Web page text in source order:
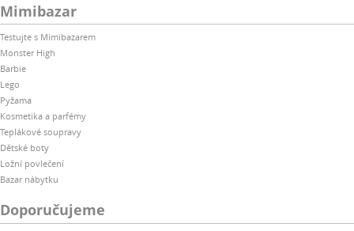
Mimibazar
Testujte s Mimibazarem
Monster High
Barbie
Lego
Pyžama
Kosmetika a parfémy
Teplákové soupravy
Dětské boty
Ložní povlečení
Bazar nábytku
Doporučujeme